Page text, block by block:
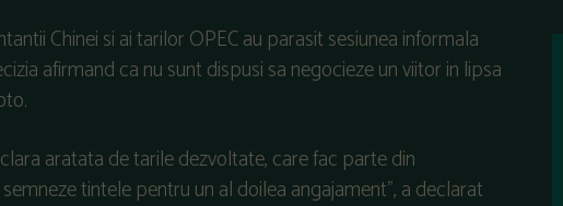
Chinei si ai tarilor OPEC au parasit sesiunea informala
afirmand ca nu sunt dispusi sa negocieze un viitor in lipsa
aratata de tarile dezvoltate, care fac parte din
tintele pentru un al doilea angajament”, a declarat